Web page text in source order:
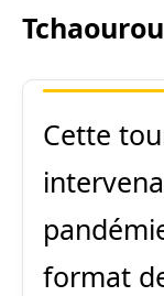
Tchaourou
Cette
format